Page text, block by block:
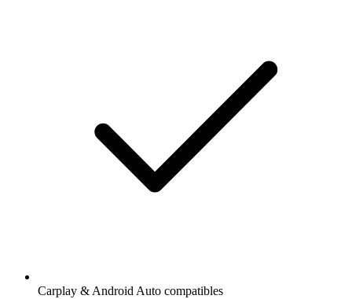
Carplay & Android Auto compatibles